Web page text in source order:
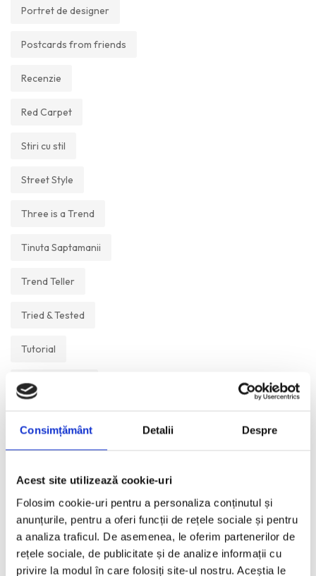
Consimțământ Detalii Despre
Acest site utilizează cookie-uri
Folosim cookie-uri pentru a personaliza conținutul și
anunțurile, pentru a oferi funcții de rețele sociale și pentru
a analiza traficul. De asemenea, le oferim partenerilor de
rețele sociale, de publicitate și de analize informații cu
privire la modul în care folosiți site-ul nostru. Aceștia le
Portret de designer
Postcards from friends
Recenzie
Red Carpet
Stiri cu stil
Street Style
Three is a Trend
Tinuta Saptamanii
Trend Teller
Tried & Tested
Tutorial
Un Muzeu Pe Zi
Visual Postcards
We like
ANI: